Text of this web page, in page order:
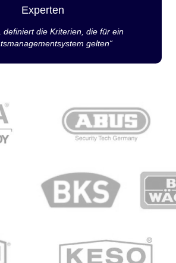
Experten
definiert die Kriterien, die für ein
gelten“